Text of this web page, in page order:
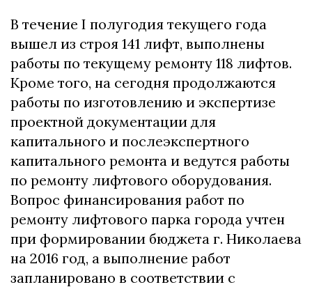
В течение I полугодия текущего года
вышел из строя 141 лифт, выполнены
работы по текущему ремонту 118 лифтов.
Кроме того, на сегодня продолжаются
работы по изготовлению и экспертизе
проектной документации для
капитального и послеэкспертного
капитального ремонта и ведутся работы
по ремонту лифтового оборудования.
Вопрос финансирования работ по
ремонту лифтового парка города учтен
при формировании бюджета г. Николаева
на 2016 год, а выполнение работ
запланировано в соответствии с